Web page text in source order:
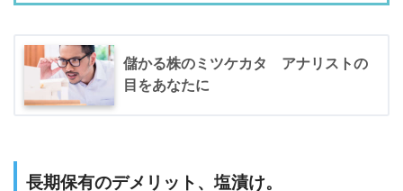
儲かる株のミツケカタ アナリストの
目をあなたに
長期保有のデメリット、塩漬け。